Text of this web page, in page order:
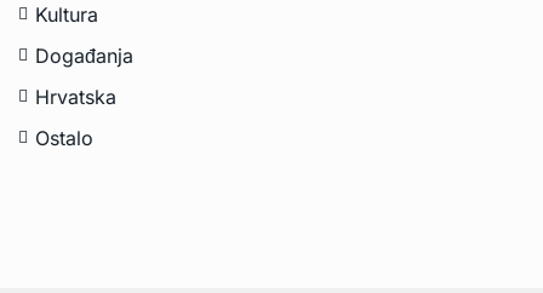
Kultura
Događanja
Hrvatska
Ostalo